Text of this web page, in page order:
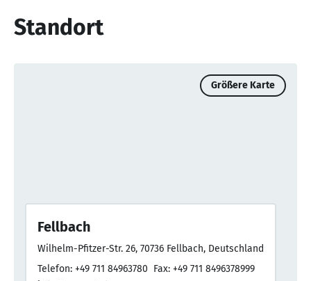
Standort
Größere Karte
Fellbach
Wilhelm-Pfitzer-Str. 26, 70736 Fellbach, Deutschland
Telefon: +49 711 84963780 Fax: +49 711 8496378999